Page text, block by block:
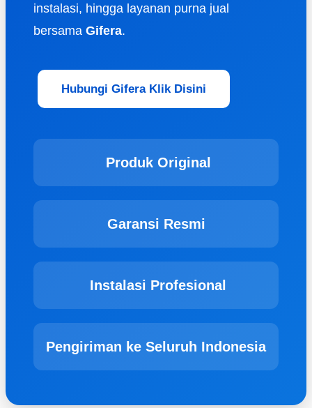
instalasi, hingga layanan purna jual
bersama Gifera.
Hubungi Gifera Klik Disini
Produk Original
Garansi Resmi
Instalasi Profesional
Pengiriman ke Seluruh Indonesia